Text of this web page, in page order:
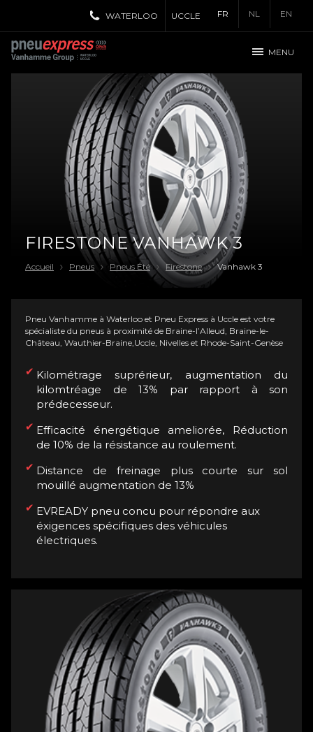
FR NL EN
WATERLOO UCCLE
MENU
FIRESTONE VANHAWK 3
Accueil Pneus Pneus Été Firestone Vanhawk 3
Pneu Vanhamme à Waterloo et Pneu Express à Uccle est votre
spécialiste du pneus à proximité de Braine-l’Alleud, Braine-le-
Château, Wauthier-Braine,Uccle, Nivelles et Rhode-Saint-Genèse
Kilométrage suprérieur, augmentation du
kilomtréage de 13% par rapport à son
prédecesseur.
Efficacité énergétique ameliorée, Réduction
de 10% de la résistance au roulement.
Distance de freinage plus courte sur sol
mouillé augmentation de 13%
EVREADY pneu concu pour répondre aux
éxigences spécifiques des véhicules
électriques.